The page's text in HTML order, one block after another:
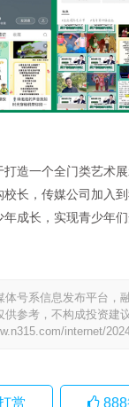
造一个全门类艺术
校长，传媒公司加入
成长，实现青少年
体号系信息发布平台，
参考，不构成投资建
internet/
赏 888